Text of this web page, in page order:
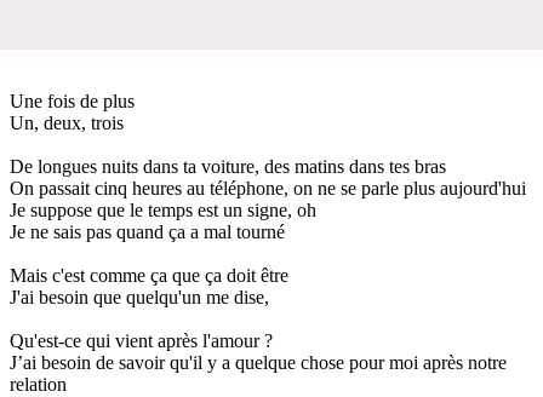
Une fois de plus
Un, deux, trois
De longues nuits dans ta voiture, des matins dans tes bras
On passait cinq heures au téléphone, on ne se parle plus aujourd'hui
Je suppose que le temps est un signe, oh
Je ne sais pas quand ça a mal tourné
Mais c'est comme ça que ça doit être
J'ai besoin que quelqu'un me dise,
Qu'est-ce qui vient après l'amour ?
J’ai besoin de savoir qu'il y a quelque chose pour moi après notre
relation